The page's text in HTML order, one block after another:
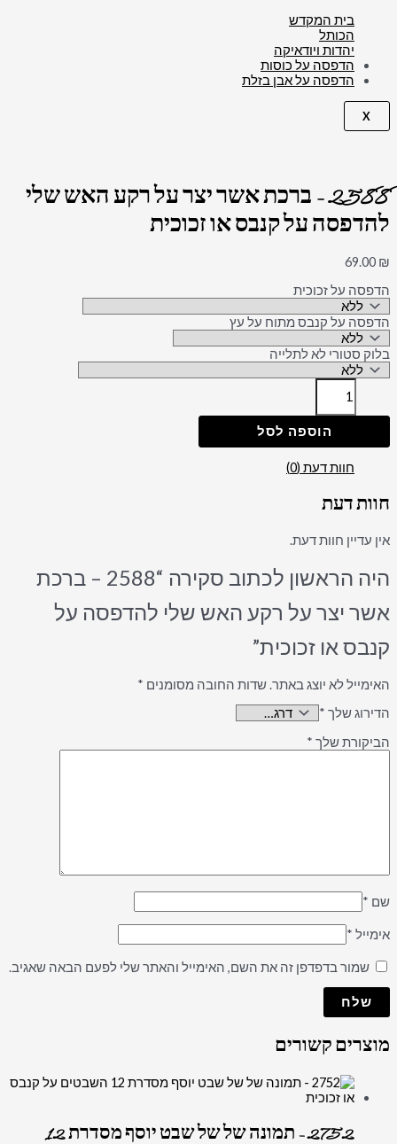
בית המקדש
הכותל
יהדות ויודאיקה
הדפסה על כוסות
הדפסה על אבן בזלת
X
2588 – ברכת אשר יצר על רקע האש שלי
להדפסה על קנבס או זכוכית
69.00 ₪
הדפסה על זכוכית
הדפסה על קנבס מתוח על עץ
בלוק סטורי לא לתלייה
הוספה לסל
חוות דעת (0)
חוות דעת
אין עדיין חוות דעת.
היה הראשון לכתוב סקירה “2588 – ברכת
אשר יצר על רקע האש שלי להדפסה על
קנבס או זכוכית”
האימייל לא יוצג באתר.שדות החובה מסומנים *
הדירוג שלך *
הביקורת שלך *
שם *
אימייל *
שמור בדפדפן זה את השם, האימייל והאתר שלי לפעם הבאה שאגיב.
מוצרים קשורים
2752 – תמונה של של שבט יוסף מסדרת 12